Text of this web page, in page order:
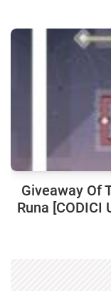
Giveaway Of
Runa [CODICI